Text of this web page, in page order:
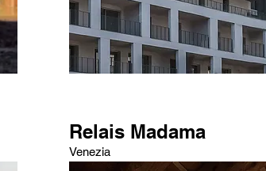
Relais Madama
Venezia